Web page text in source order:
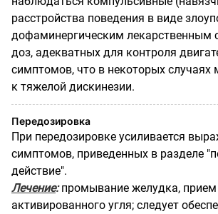
расстройства поведения в виде
дофаминергическим лекарственным
доз, адекватных для контроля
симптомов, что в некоторых случаях
к тяжелой дискинезии.
Передозировка
При передозировке усиливается
симптомов, приведенных в разделе
действие".
Лечение:промывание желудка, прием
активированного угля; следует